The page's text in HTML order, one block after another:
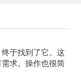
于找到了它。这
求。操作也很简